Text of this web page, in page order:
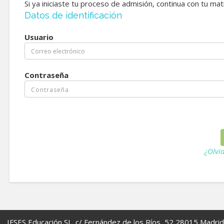
Si ya iniciaste tu proceso de admisión, continua con tu
Datos de identificación
Usuario
Contraseña